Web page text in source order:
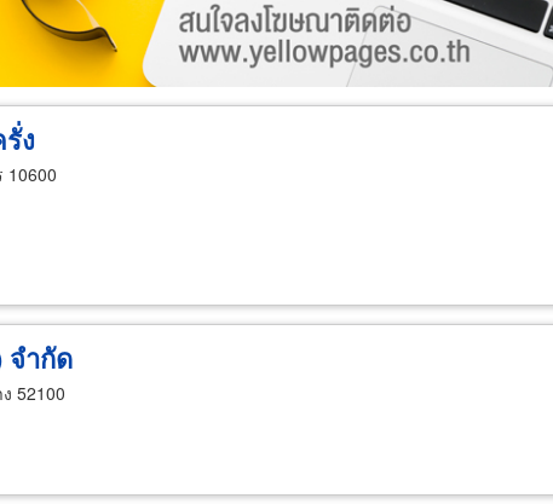
ง
10600
จำกัด
52100